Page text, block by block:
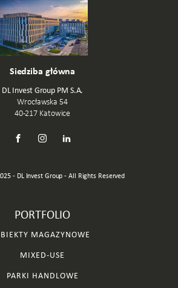
Siedziba główna
DL Invest Group PM S.A.
Wrocławska 54
40-217 Katowice
- DL Invest Group - All Rights Reserved
PORTFOLIO
MAGAZYNOWE
MIXED-USE
PARKI HANDLOWE